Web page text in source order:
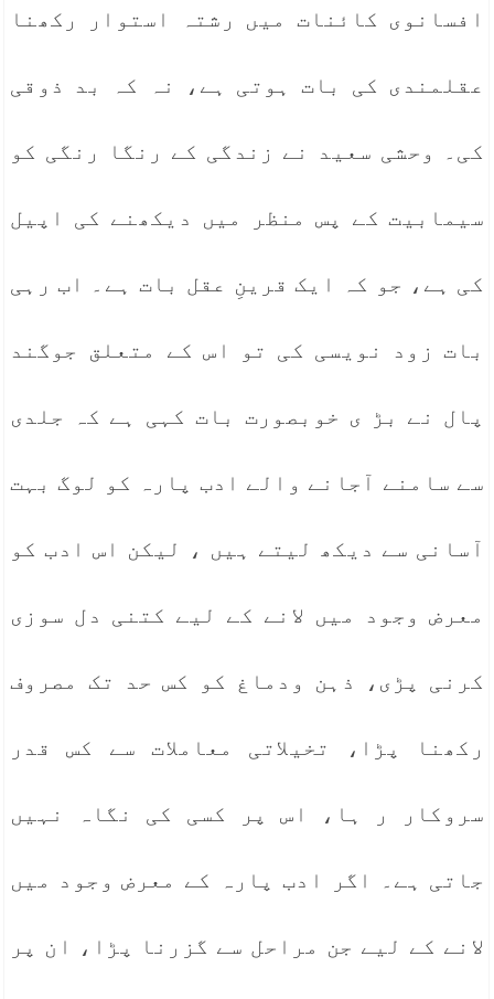
افسانوی کائنات میں رشتہ استوار رکھنا
عقلمندی کی بات ہوتی ہے، نہ کہ بد ذوقی
کی۔ وحشی سعید نے زندگی کے رنگا رنگی کو
سیمابیت کے پس منظر میں دیکھنے کی اپیل
کی ہے، جو کہ ایک قرینِ عقل بات ہے۔ اب رہی
بات زود نویسی کی تو اس کے متعلق جوگند
پال نے بڑ ی خوبصورت بات کہی ہے کہ جلدی
سے سامنے آجانے والے ادب پارہ کو لوگ بہت
آسانی سے دیکھ لیتے ہیں ، لیکن اس ادب کو
معرض وجود میں لانے کے لیے کتنی دل سوزی
کرنی پڑی، ذہن ودماغ کو کس حد تک مصروف
رکھنا پڑا، تخیلاتی معاملات سے کس قدر
سروکار ر ہا، اس پر کسی کی نگاہ نہیں
جاتی ہے۔ اگر ادب پارہ کے معرض وجود میں
لانے کے لیے جن مراحل سے گزرنا پڑا، ان پر